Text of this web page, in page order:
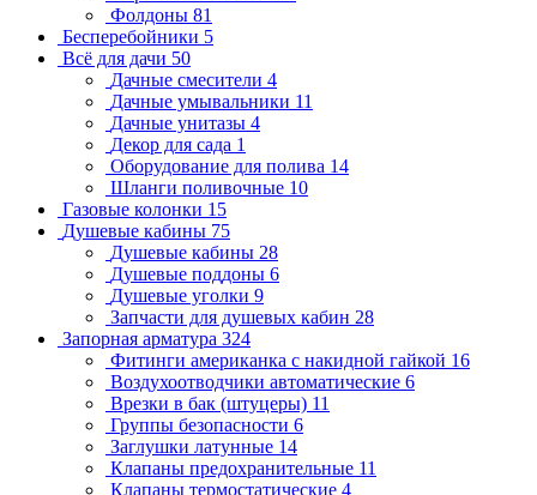
Фолдоны 81
Бесперебойники 5
Всё для дачи 50
Дачные смесители 4
Дачные умывальники 11
Дачные унитазы 4
Декор для сада 1
Оборудование для полива 14
Шланги поливочные 10
Газовые колонки 15
Душевые кабины 75
Душевые кабины 28
Душевые поддоны 6
Душевые уголки 9
Запчасти для душевых кабин 28
Запорная арматура 324
Фитинги американка с накидной гайкой 16
Воздухоотводчики автоматические 6
Врезки в бак (штуцеры) 11
Группы безопасности 6
Заглушки латунные 14
Клапаны предохранительные 11
Клапаны термостатические 4